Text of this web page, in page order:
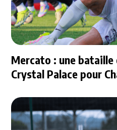
Mercato : une bataille
Crystal Palace pour